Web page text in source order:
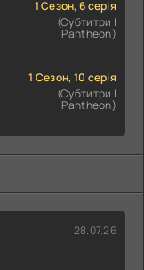
1 Сезон, 6 серія
(Субтитри |
Pantheon)
1 Сезон, 10 серія
(Субтитри |
Pantheon)
28.07.26